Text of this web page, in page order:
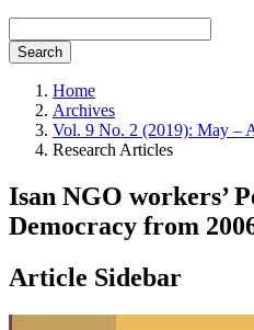
Search
Home
Archives
Vol. 9 No. 2 (2019): May –
Research Articles
Isan NGO workers’
Democracy from
Article Sidebar